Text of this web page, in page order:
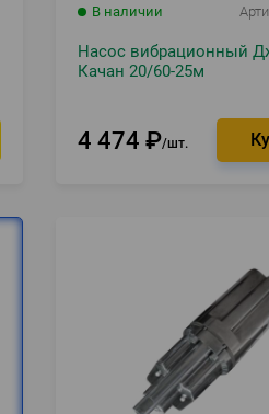
В наличии
Насос вибрационный
Качан 20/60-25м
4 474 ₽ шт.